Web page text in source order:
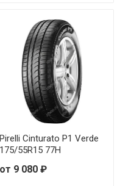
94V
101W
98V
101V
100V
Pirelli Cinturato P1 Verde
175/55R15 77H
от 9 080 ₽